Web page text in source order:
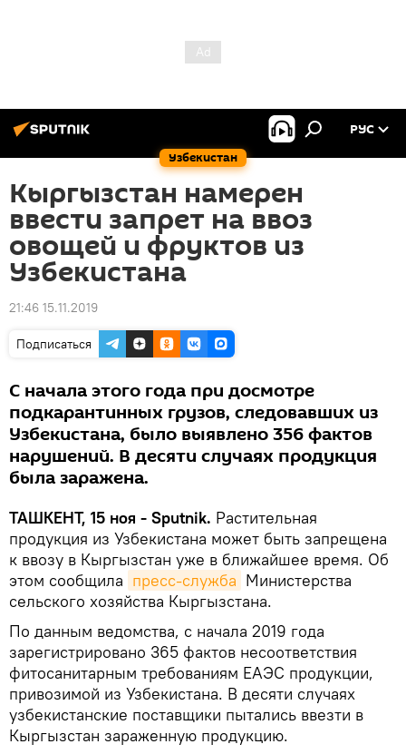
Узбекистан
РУС
Кыргызстан намерен
ввести запрет на ввоз
овощей и фруктов из
Узбекистана
21:46 15.11.2019
Подписаться
С начала этого года при досмотре
подкарантинных грузов, следовавших из
Узбекистана, было выявлено 356 фактов
нарушений. В десяти случаях продукция
была заражена.
ТАШКЕНТ, 15 ноя - Sputnik. Растительная
продукция из Узбекистана может быть запрещена
к ввозу в Кыргызстан уже в ближайшее время. Об
этом сообщила пресс-служба Министерства
сельского хозяйства Кыргызстана.
По данным ведомства, с начала 2019 года
зарегистрировано 365 фактов несоответствия
фитосанитарным требованиям ЕАЭС продукции,
привозимой из Узбекистана. В десяти случаях
узбекистанские поставщики пытались ввезти в
Кыргызстан зараженную продукцию.